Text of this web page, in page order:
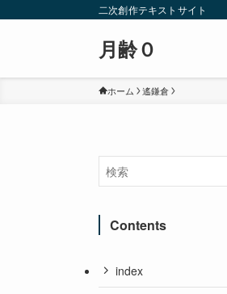
二次創作テキストサイト
月齢０
ホーム 遙鎌倉
Contents
index